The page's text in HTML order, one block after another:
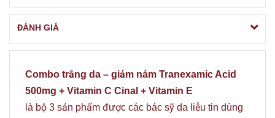
ĐÁNH GIÁ
Combo trắng da – giảm nám Tranexamic Acid
500mg + Vitamin C Cinal + Vitamin E
là bộ 3 sản phẩm được các bác sỹ da liễu tin dùng